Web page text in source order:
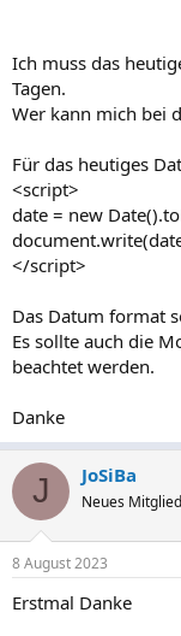
Ich muss das
Tagen.
Wer kann mich bei
Für das heutiges
<script>
date = new
</script>
Das Datum format
Es sollte auch die
beachtet werden.
Danke
J JoSiBa
Neues Mitglied
8 August 2023
Erstmal Danke